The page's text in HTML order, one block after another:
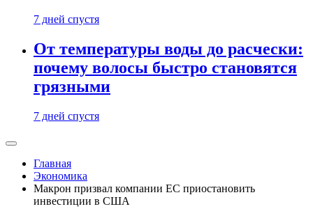
7 дней спустя
От температуры воды до расчески:
почему волосы быстро становятся
грязными
7 дней спустя
Главная
Экономика
Макрон призвал компании ЕС приостановить
инвестиции в США